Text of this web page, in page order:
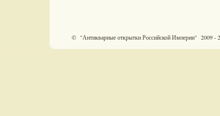
© "Антикварные открытки Российской Империи" 2009 -